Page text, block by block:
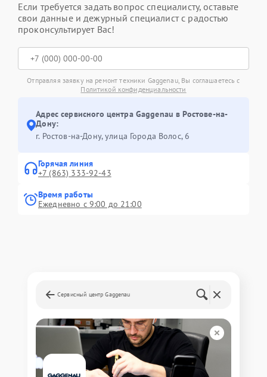
Если требуется задать вопрос специалисту, оставьте
свои данные и дежурный специалист с радостью
проконсультирует Вас!
Отправляя заявку на ремонт техники Gaggenau, Вы соглашаетесь с
Политикой конфиденциальности
Адрес сервисного центра Gaggenau в Ростове-на-
Дону:
г. Ростов-на-Дону, улица Города Волос, 6
Горячая линия
+7 (863) 333-92-43
Время работы
Ежедневно с 9:00 до 21:00
Сервисный центр Gaggenau